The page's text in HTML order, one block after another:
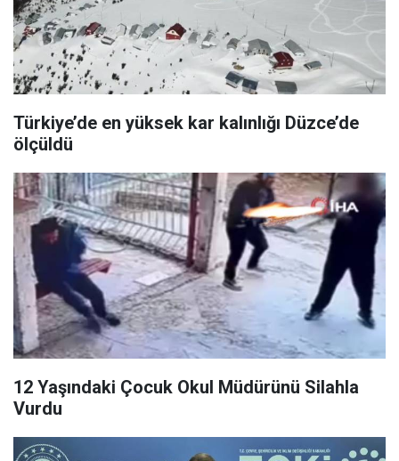
Türkiye’de en yüksek kar kalınlığı Düzce’de
ölçüldü
12 Yaşındaki Çocuk Okul Müdürünü Silahla
Vurdu